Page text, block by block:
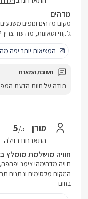
מדהים
מקום מדהים ונופים
ג'קוזי וסאונות, מה עוד
המציאות יותר יפה
תודה על חוות הדעת
מורן 5/5
התארחנו ב
חוויה מושלמת מומלץ
חוויה מדהימה! צימר
המקום מקסימים ונותנים
בחום